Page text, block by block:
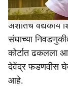
अशातच वैद्यकीय
संघाच्या
कोर्टात ढकलला
देवेंद्र फडणवीस
आहे.